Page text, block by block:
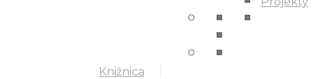
Knižnica